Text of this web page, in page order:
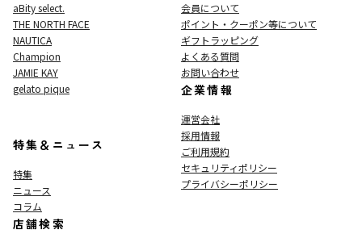
aBity select.
THE NORTH FACE
NAUTICA
Champion
JAMIE KAY
gelato pique
特集＆ニュース
特集
ニュース
コラム
店舗検索
会員について
ポイント・クーポン等について
ギフトラッピング
よくある質問
お問い合わせ
企業情報
運営会社
採用情報
ご利用規約
セキュリティポリシー
プライバシーポリシー